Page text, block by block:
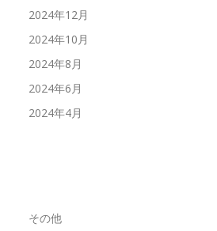
2024年12月
2024年10月
2024年8月
2024年6月
2024年4月
その他